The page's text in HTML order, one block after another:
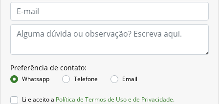
Preferência de contato:
Whatsapp Telefone Email
Li e aceito a Política de Termos de Uso e de Privacidade.